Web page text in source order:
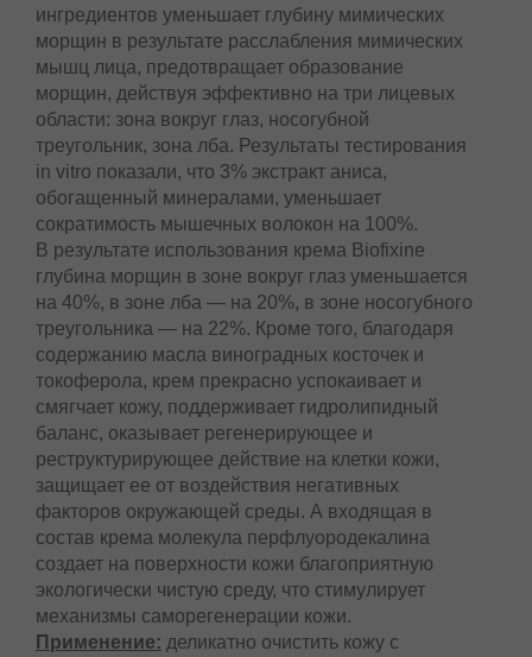
ингредиентов уменьшает глубину мимических
морщин в результате расслабления мимических
мышц лица, предотвращает образование
морщин, действуя эффективно на три лицевых
области: зона вокруг глаз, носогубной
треугольник, зона лба. Результаты тестирования
in vitro показали, что 3% экстракт аниса,
обогащенный минералами, уменьшает
сократимость мышечных волокон на 100%.
В результате использования крема Biofixine
глубина морщин в зоне вокруг глаз уменьшается
на 40%, в зоне лба — на 20%, в зоне носогубного
треугольника — на 22%. Кроме того, благодаря
содержанию масла виноградных косточек и
токоферола, крем прекрасно успокаивает и
смягчает кожу, поддерживает гидролипидный
баланс, оказывает регенерирующее и
реструктурирующее действие на клетки кожи,
защищает ее от воздействия негативных
факторов окружающей среды. А входящая в
состав крема молекула перфлуородекалина
создает на поверхности кожи благоприятную
экологически чистую среду, что стимулирует
механизмы саморегенерации кожи.
Применение: деликатно очистить кожу с